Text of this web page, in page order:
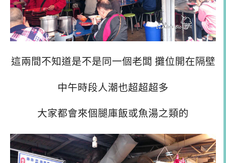
這兩間不知道是不是同一個老闆 攤位開在隔壁
中午時段人潮也超超超多
大家都會來個腿庫飯或魚湯之類的